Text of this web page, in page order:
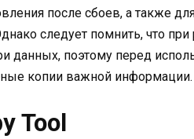
после сбоев, а также
следует помнить, что при
данных, поэтому перед
копии важной информации.
Tool